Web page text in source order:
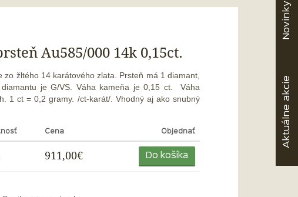
Aktuálne
akcie
Novinky
Au585/000 14k 0,15ct.
zo žltého 14 karátového zlata. Prsteň má 1 diamant,
je G/VS. Váha kameňa je 0,15 ct. Váha
1 ct = 0,2 gramy. /ct-karát/. Vhodný aj ako snubný
Cena Objednať
911,00€ Do košíka